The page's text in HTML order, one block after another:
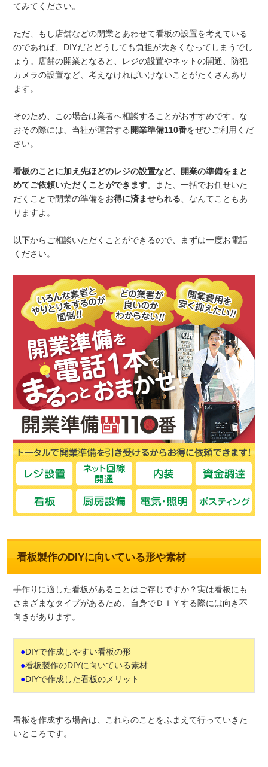
てみてください。
ただ、もし店舗などの開業とあわせて看板の設置を考えている
のであれば、DIYだとどうしても負担が大きくなってしまうでし
ょう。店舗の開業となると、レジの設置やネットの開通、防犯
カメラの設置など、考えなければいけないことがたくさんあり
ます。
そのため、この場合は業者へ相談することがおすすめです。な
おその際には、当社が運営する 開業準備110番をぜひご利用くだ
さい。
看板のことに加え先ほどのレジの設置など、開業の準備をまと
めてご依頼いただくことができます。また、一括でお任せいた
だくことで開業の準備をお得に済ませられる 、なんてこともあ
りますよ。
以下からご相談いただくことができるので、まずは一度お電話
ください。
看板製作のDIYに向いている形や素材
手作りに適した看板があることはご存じですか？実は看板にも
さまざまなタイプがあるため、自身でＤＩＹする際には向き不
向きがあります。
●DIYで作成しやすい看板の形
●看板製作のDIYに向いている素材
●DIYで作成した看板のメリット
看板を作成する場合は、これらのことをふまえて行っていきた
いところです。